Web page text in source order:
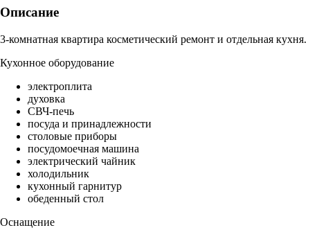
Описание
3-комнатная квартира косметический ремонт и отдельная кухня.
Кухонное оборудование
электроплита
духовка
СВЧ-печь
посуда и принадлежности
столовые приборы
посудомоечная машина
электрический чайник
холодильник
кухонный гарнитур
обеденный стол
Оснащение